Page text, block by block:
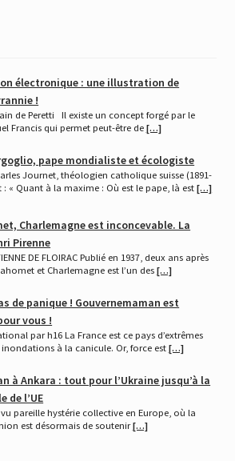
électronique : une illustration de
!
de Peretti Il existe un concept forgé par le
Francis qui permet peut-être de […]
pape mondialiste et écologiste
Journet, théologien catholique suisse (1891-
: « Quant à la maxime : Où est le pape, là est[…]
Charlemagne est inconcevable. La
Pirenne
DE FLOIRAC Publié en 1937, deux ans après
et Charlemagne est l’un des […]
de panique ! Gouvernemaman est
vous !
par h16 La France est ce pays d’extrêmes
à la canicule. Or, force est […]
à Ankara : tout pour l’Ukraine jusqu’à la
l’UE
vu pareille hystérie collective en Europe, où la
est désormais de soutenir[…]